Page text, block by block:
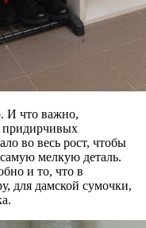
И что важно,
придирчивых
во весь рост, чтобы
мелкую деталь.
и то, что в
для дамской сумочки,